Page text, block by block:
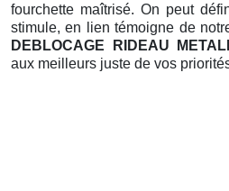
fourchette maîtrisé. On peut
stimule, en lien témoigne de
DEBLOCAGE RIDEAU
aux meilleurs juste de vos